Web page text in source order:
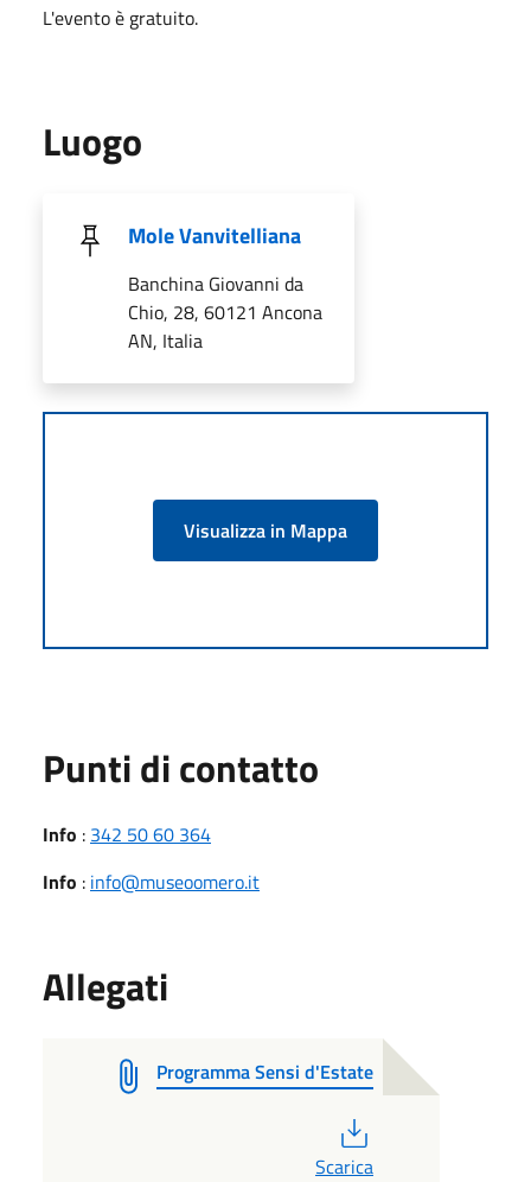
L'evento è gratuito.
Luogo
Mole Vanvitelliana
Banchina Giovanni da
Chio, 28, 60121 Ancona
AN, Italia
Visualizza in Mappa
Punti di contatto
Info : 342 50 60 364
Info : info@museoomero.it
Allegati
Programma Sensi d'Estate
Scarica